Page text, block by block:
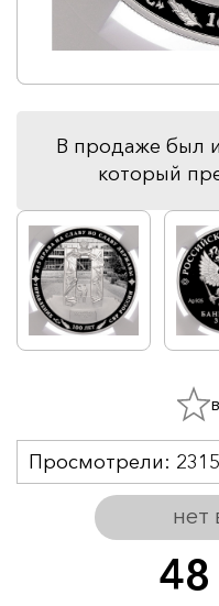
В продаже был
который
нет
Просмотрели: 2315